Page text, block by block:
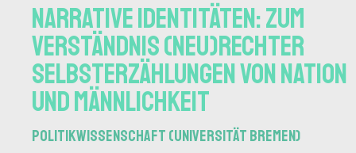
Narrative Identitäten: Zum
Verständnis (neu)rechter
Selbsterzählungen von Nation
und Männlichkeit
Politikwissenschaft (Universität Bremen)